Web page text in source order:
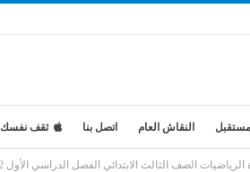
النقاش العام اتصل بنا ثقف نفسك
الصف الثالث الابتدائي الفصل الدراسي الأول 1442 هـ